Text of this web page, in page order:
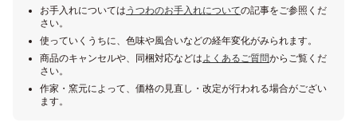
お手入れについては うつわのお手入れについての記事をご参照くだ
さい。
使っていくうちに、色味や風合いなどの経年変化がみられます。
商品のキャンセルや、同梱対応などはよくあるご質問からご覧くだ
さい。
作家・窯元によって、価格の見直し・改定が行われる場合がござい
ます。